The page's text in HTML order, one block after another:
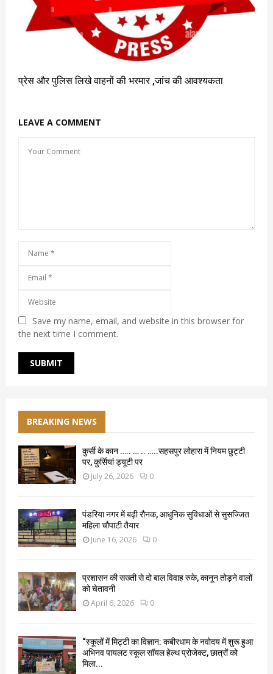
प्रेस और पुलिस लिखे वाहनों की भरमार ,जांच की आवश्यकता
LEAVE A COMMENT
Save my name, email, and website in this browser for
the next time I comment.
BREAKING NEWS
कुर्सी के कान ….. … .. …..सहसपुर लोहारा में नियम छुट्टी
पर, कुर्सियां ड्यूटी पर
July 26, 2026 0
पंडरिया नगर में बढ़ी रौनक, आधुनिक सुविधाओं से सुसज्जित
महिला चौपाटी तैयार
June 16, 2026 0
प्रशासन की सख्ती से दो बाल विवाह रुके, कानून तोड़ने वालों
को चेतावनी
April 6, 2026 0
“स्कूलों में मिट्टी का विज्ञान: कबीरधाम के नवोदय में शुरू हुआ
अभिनव पायलट स्कूल सॉयल हेल्थ प्रोजेक्ट, छात्रों को
मिला...